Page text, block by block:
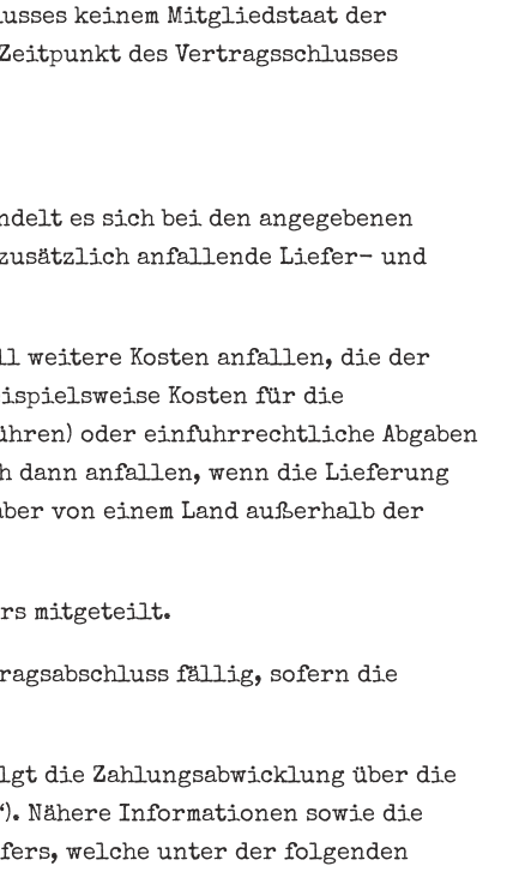
keinem Mitgliedstaat der
des Vertragsschlusses
es sich bei den angegebenen
zusätzlich anfallende Liefer- und
weitere Kosten anfallen, die der
Kosten für die
oder einfuhrrechtliche Abgaben
dann anfallen, wenn die Lieferung
von einem Land außerhalb der
mitgeteilt.
fällig, sofern die
die Zahlungsabwicklung über die
Nähere Informationen sowie die
welche unter der folgenden